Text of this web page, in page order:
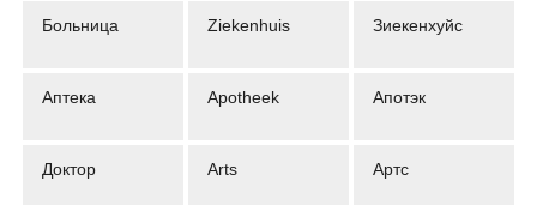
Больница Ziekenhuis Зиекенхуйс
Аптека Apotheek Апотэк
Доктор Arts Артс